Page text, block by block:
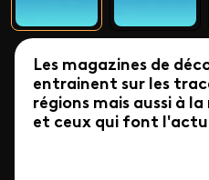
Les magazines de
entrainent sur les
régions mais aussi à
et ceux qui font